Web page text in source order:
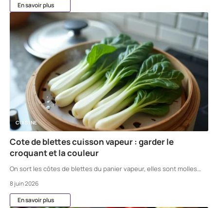
En savoir plus
CUISINE
Cote de blettes cuisson vapeur : garder le
croquant et la couleur
On sort les côtes de blettes du panier vapeur, elles sont molles…
8 juin 2026
En savoir plus